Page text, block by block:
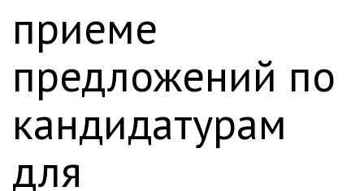
приеме
предложений по
кандидатурам
для